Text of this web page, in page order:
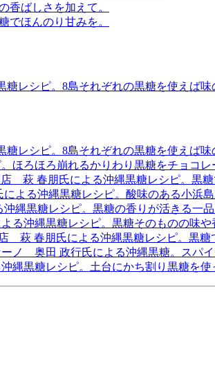
香ばしさを加えて。
でほんのり甘みを。
レシピ。8島それぞれの黒糖を使えば味
レシピ。8島それぞれの黒糖を使えば味
ろほろ崩れるかりわり黒糖をチョコレ
萩 春朋氏による沖縄黒糖レシピ。黒糖
る沖縄黒糖レシピ。酸味のある小浜島
黒糖レシピ。黒糖の香りが活きる一品
沖縄黒糖レシピ。黒糖そのものの味や
萩 春朋氏による沖縄黒糖レシピ。黒糖
ノ 奥田 政行氏による沖縄黒糖。スパイ
黒糖レシピ。土台にかち割り黒糖を使